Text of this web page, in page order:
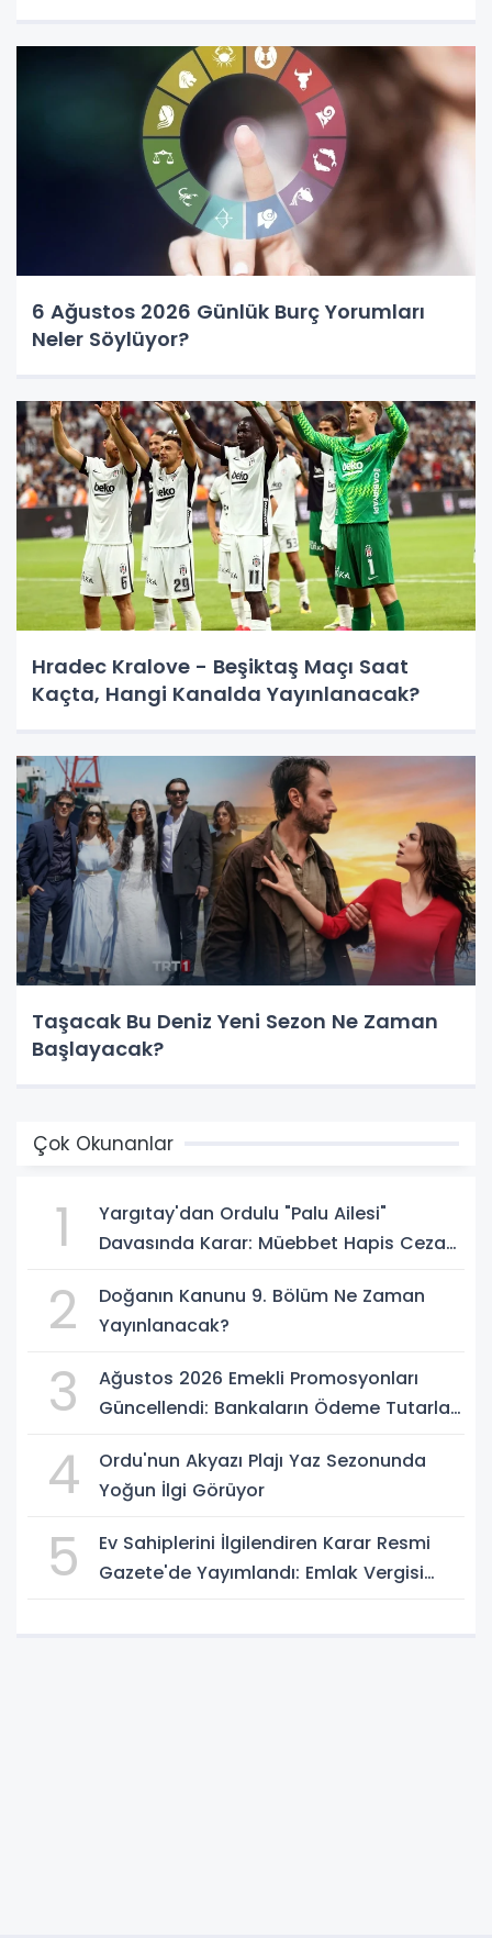
6 Ağustos 2026 Günlük Burç Yorumları
Neler Söylüyor?
Hradec Kralove - Beşiktaş Maçı Saat
Kaçta, Hangi Kanalda Yayınlanacak?
Taşacak Bu Deniz Yeni Sezon Ne Zaman
Başlayacak?
Çok Okunanlar
1
Yargıtay'dan Ordulu "Palu Ailesi"
Davasında Karar: Müebbet Hapis Cezası
2
Doğanın Kanunu 9. Bölüm Ne Zaman
Yayınlanacak?
3
Ağustos 2026 Emekli Promosyonları
Güncellendi: Bankaların Ödeme Tutarları
4
Ordu'nun Akyazı Plajı Yaz Sezonunda
Yoğun İlgi Görüyor
5
Ev Sahiplerini İlgilendiren Karar Resmi
Gazete'de Yayımlandı: Emlak Vergisi